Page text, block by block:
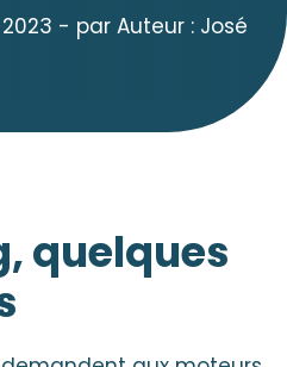
- par Auteur : José
quelques